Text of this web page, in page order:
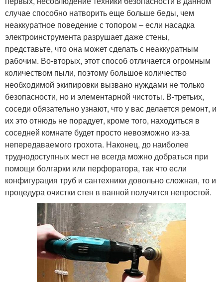
случае способно натворить еще больше беды, чем
неаккуратное поведение с топором – если насадка
электроинструмента разрушает даже стены,
представьте, что она может сделать с неаккуратным
рабочим. Во-вторых, этот способ отличается огромным
количеством пыли, поэтому большое количество
необходимой экипировки вызвано нуждами не только
безопасности, но и элементарной чистоты. В-третьих,
соседи обязательно узнают, что у вас делается ремонт, и
их это отнюдь не порадует, кроме того, находиться в
соседней комнате будет просто невозможно из-за
непередаваемого грохота. Наконец, до наиболее
труднодоступных мест не всегда можно добраться при
помощи болгарки или перфоратора, так что если
конфигурация труб и сантехники довольно сложная, то и
процедура очистки стен в ванной получится непростой.